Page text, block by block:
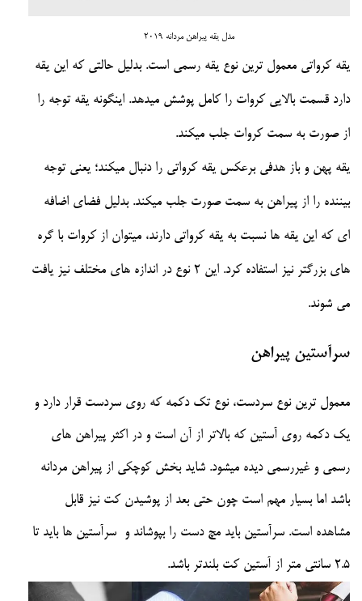
مدل یقه پیراهن مردانه 2019
یقه کرواتی معمول ترین نوع یقه رسمی است. بدلیل حالتی که این یقه
دارد قسمت بالایی کروات را کامل پوشش میدهد. اینگونه یقه توجه را
از صورت به سمت کروات جلب میکند.
یقه پهن و باز هدفی برعکس یقه کرواتی را دنبال میکند؛ یعنی توجه
بیننده را از پیراهن به سمت صورت جلب میکند. بدلیل فضای اضافه
ای که این یقه ها نسبت به یقه کرواتی دارند، میتوان از کروات با گره
های بزرگتر نیز استفاده کرد. این 2 نوع در اندازه های مختلف نیز یافت
می شوند.
سرآستین پیراهن
معمول ترین نوع سردست، نوع تک دکمه که روی سردست قرار دارد و
یک دکمه روی آستین که بالاتر از آن است و در اکثر پیراهن های
رسمی و غیررسمی دیده میشود. شاید بخش کوچکی از پیراهن مردانه
باشد اما بسیار مهم است چون حتی بعد از پوشیدن کت نیز قابل
مشاهده است. سرآستین باید مچ دست را بپوشاند و سرآستین ها باید تا
2.5 سانتی متر از آستین کت بلندتر باشد.